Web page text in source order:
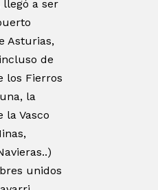
llegó a ser
Asturias,
de
los Fierros
la
la Vasco
unidos